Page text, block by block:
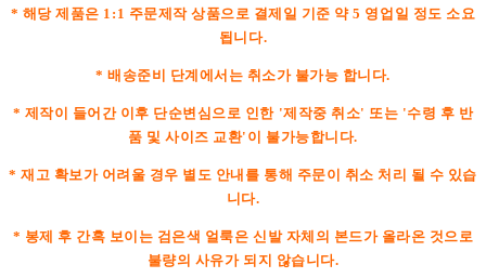
* 해당 제품은 1:1 주문제작 상품으로 결제일 기준 약 5 영업일 정도 소요
됩니다.
* 배송준비 단계에서는 취소가 불가능 합니다.
* 제작이 들어간 이후 단순변심으로 인한 '제작중 취소' 또는 '수령 후 반
품 및 사이즈 교환'이 불가능합니다.
* 재고 확보가 어려울 경우 별도 안내를 통해 주문이 취소 처리 될 수 있습
니다.
* 봉제 후 간혹 보이는 검은색 얼룩은 신발 자체의 본드가 올라온 것으로
불량의 사유가 되지 않습니다.